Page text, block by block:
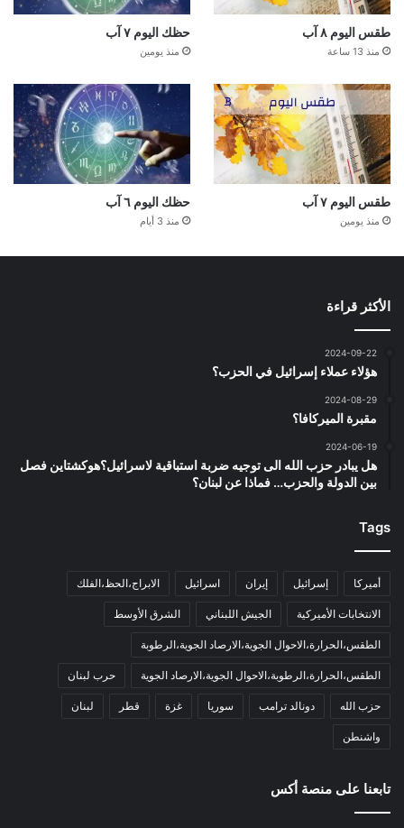
طقس اليوم ٨ آب
منذ 13 ساعة
حظك اليوم ٧ آب
منذ يومين
طقس اليوم ٧ آب
منذ يومين
حظك اليوم ٦ آب
منذ 3 أيام
الأكثر قراءة
2024-09-22
هؤلاء عملاء إسرائيل في الحزب؟
2024-08-29
مقبرة الميركافا؟
2024-06-19
هل يبادر حزب الله الى توجيه ضربة استباقية لاسرائيل؟هوكشتاين فصل
بين الدولة والحزب… فماذا عن لبنان؟
Tags
أميركا إسرائيل إيران اسرائيل الابراج،الحظ،الفلك
الانتخابات الأميركية الجيش اللبناني الشرق الأوسط
الطقس،الحرارة،الاحوال الجوية،الارصاد الجوية،الرطوبة
الطقس،الحرارة،الرطوبة،الاحوال الجوية،الارصاد الجوية حرب لبنان
حزب الله دونالد ترامب سوريا غزة قطر لبنان
واشنطن
تابعنا على منصة أكس